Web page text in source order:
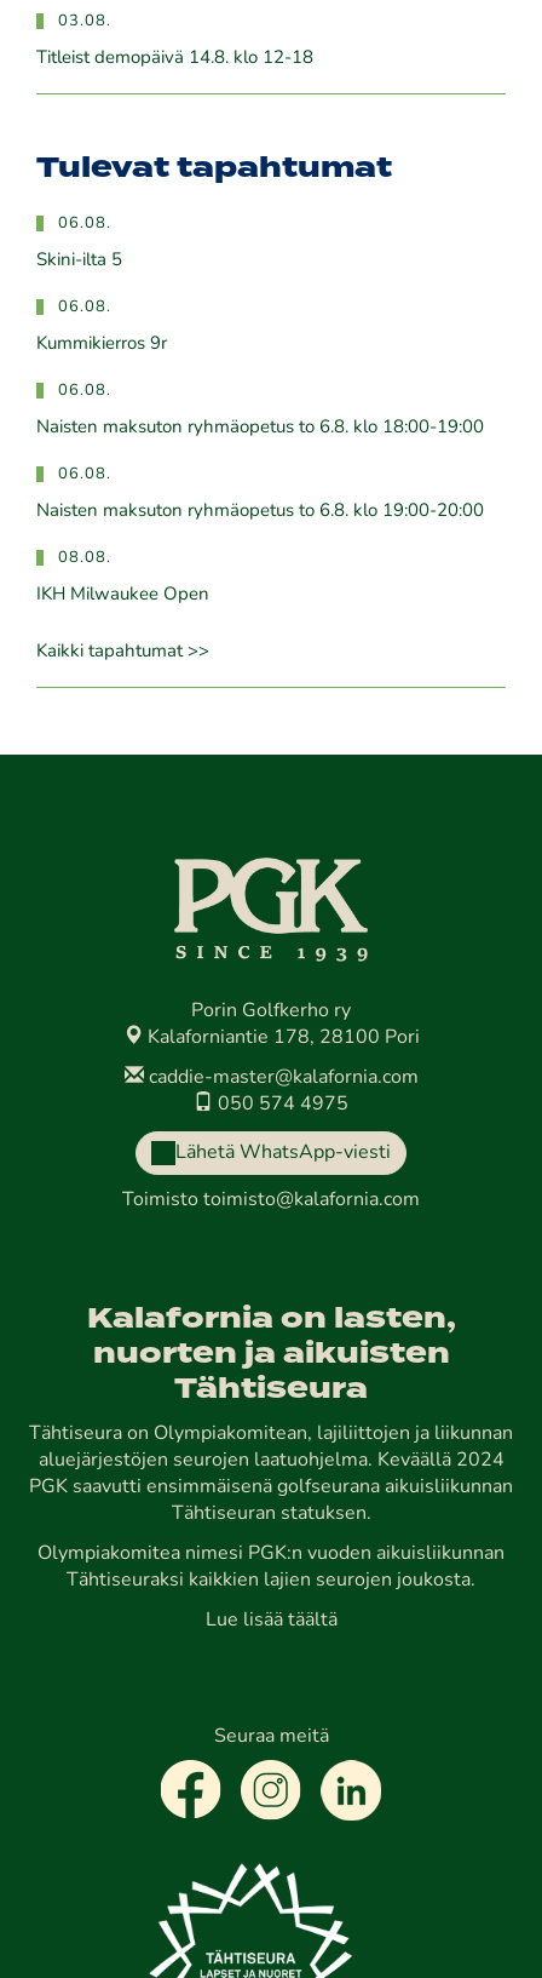
03.08.
Titleist demopäivä 14.8. klo 12-18
Tulevat tapahtumat
06.08.
Skini-ilta 5
06.08.
Kummikierros 9r
06.08.
Naisten maksuton ryhmäopetus to 6.8. klo 18:00-19:00
06.08.
Naisten maksuton ryhmäopetus to 6.8. klo 19:00-20:00
08.08.
IKH Milwaukee Open
Kaikki tapahtumat >>
Porin Golfkerho ry
Kalaforniantie 178, 28100 Pori
caddie-master@kalafornia.com
050 574 4975
Lähetä WhatsApp-viesti
Toimisto toimisto@kalafornia.com
Kalafornia on lasten,
nuorten ja aikuisten
Tähtiseura
Tähtiseura on Olympiakomitean, lajiliittojen ja liikunnan
aluejärjestöjen seurojen laatuohjelma. Keväällä 2024
PGK saavutti ensimmäisenä golfseurana aikuisliikunnan
Tähtiseuran statuksen.
Olympiakomitea nimesi PGK:n vuoden aikuisliikunnan
Tähtiseuraksi kaikkien lajien seurojen joukosta.
Lue lisää täältä
Seuraa meitä